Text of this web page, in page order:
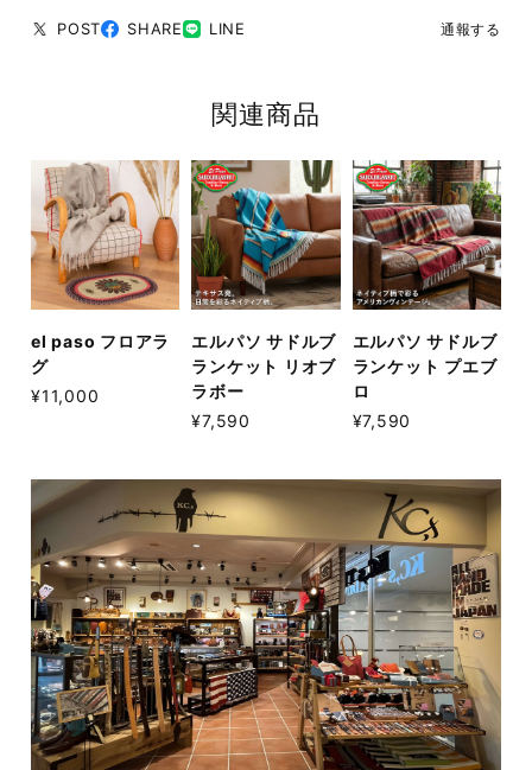
POST SHARE LINE 通報する
関連商品
el paso フロアラ
グ
¥11,000
エルパソ サドルブ
ランケット リオブ
ラボー
¥7,590
エルパソ サドルブ
ランケット プエブ
ロ
¥7,590